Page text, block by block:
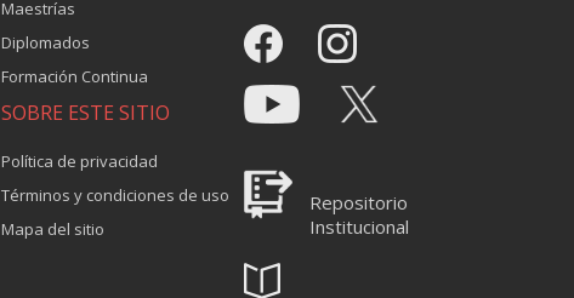
Maestrías
Diplomados
Formación Continua
SOBRE ESTE SITIO
Política de privacidad
Términos y condiciones de uso
Mapa del sitio
Repositorio
Institucional